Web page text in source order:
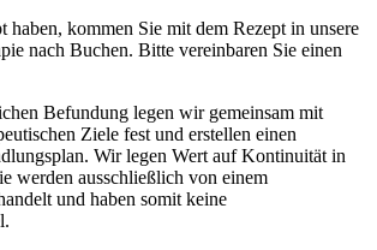
haben, kommen Sie mit dem Rezept in unsere
nach Buchen. Bitte vereinbaren Sie einen
Befundung legen wir gemeinsam mit
Ziele fest und erstellen einen
Wir legen Wert auf Kontinuität in
werden ausschließlich von einem
und haben somit keine